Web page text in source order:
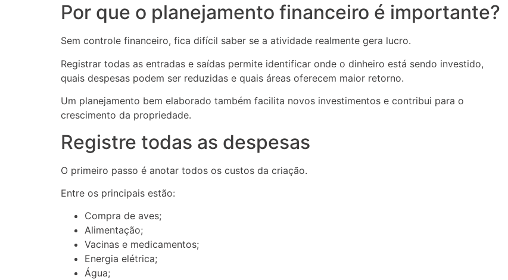
Por que o planejamento financeiro é importante?
Sem controle financeiro, fica difícil saber se a atividade realmente gera lucro.
Registrar todas as entradas e saídas permite identificar onde o dinheiro está sendo investido,
quais despesas podem ser reduzidas e quais áreas oferecem maior retorno.
Um planejamento bem elaborado também facilita novos investimentos e contribui para o
crescimento da propriedade.
Registre todas as despesas
O primeiro passo é anotar todos os custos da criação.
Entre os principais estão:
Compra de aves;
Alimentação;
Vacinas e medicamentos;
Energia elétrica;
Água;